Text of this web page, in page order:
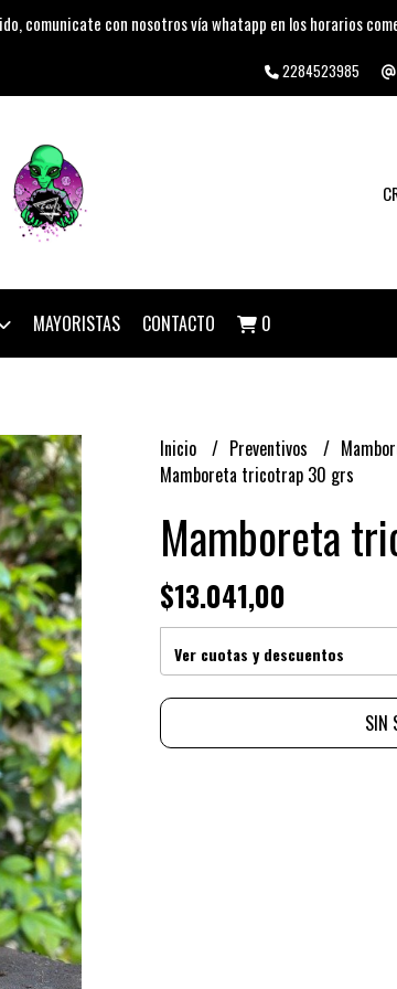
comunicate con nosotros vía whatapp en los horarios
2284523985
MAYORISTAS CONTACTO 0
Inicio Preventivos
Mamboreta tricotrap 30 grs
Mamboreta
$13.041,00
Ver cuotas y descuentos
SIN